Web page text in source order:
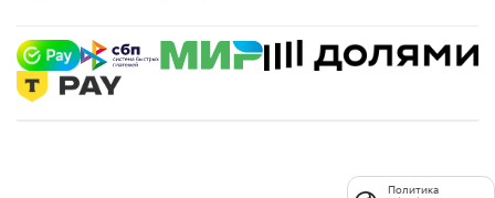
Политика